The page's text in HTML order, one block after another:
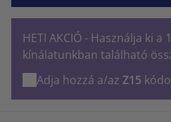
HETI AKCIÓ - Használja ki a
kínálatunkban található
Adja hozzá a/az Z15